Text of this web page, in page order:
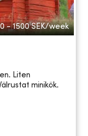
- 1500 SEK/week
Liten
minikök.